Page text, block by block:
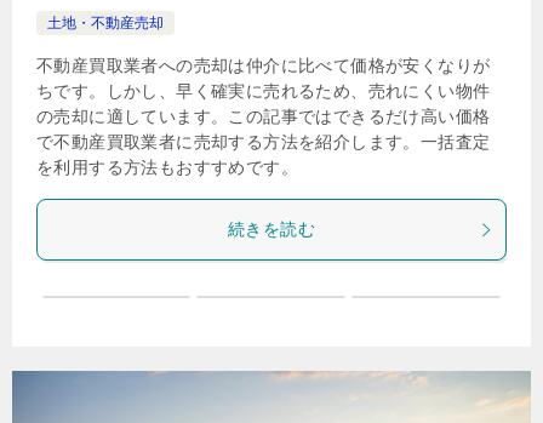
土地・不動産売却
不動産買取業者への売却は仲介に比べて価格が安くなりが
ちです。しかし、早く確実に売れるため、売れにくい物件
の売却に適しています。この記事ではできるだけ高い価格
で不動産買取業者に売却する方法を紹介します。一括査定
を利用する方法もおすすめです。
続きを読む